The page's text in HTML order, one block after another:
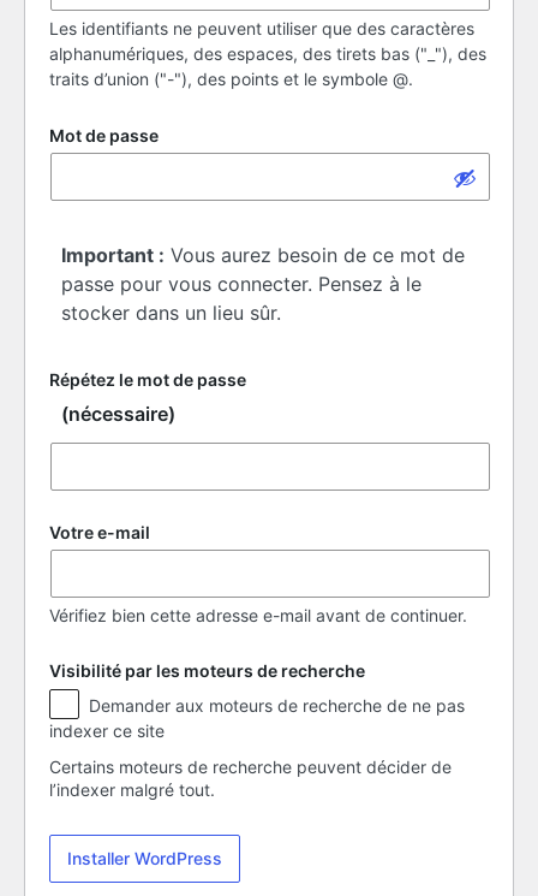
Les identifiants ne peuvent utiliser que des caractères
alphanumériques, des espaces, des tirets bas ("_"), des
traits d’union ("-"), des points et le symbole @.
Mot de passe
Important : Vous aurez besoin de ce mot de
passe pour vous connecter. Pensez à le
stocker dans un lieu sûr.
Répétez le mot de passe
(nécessaire)
Votre e-mail
Vérifiez bien cette adresse e-mail avant de continuer.
Visibilité par les moteurs de recherche
Visibilité
par
les
moteurs
de
indexer ce site
Certains moteurs de recherche peuvent décider de
l’indexer malgré tout.